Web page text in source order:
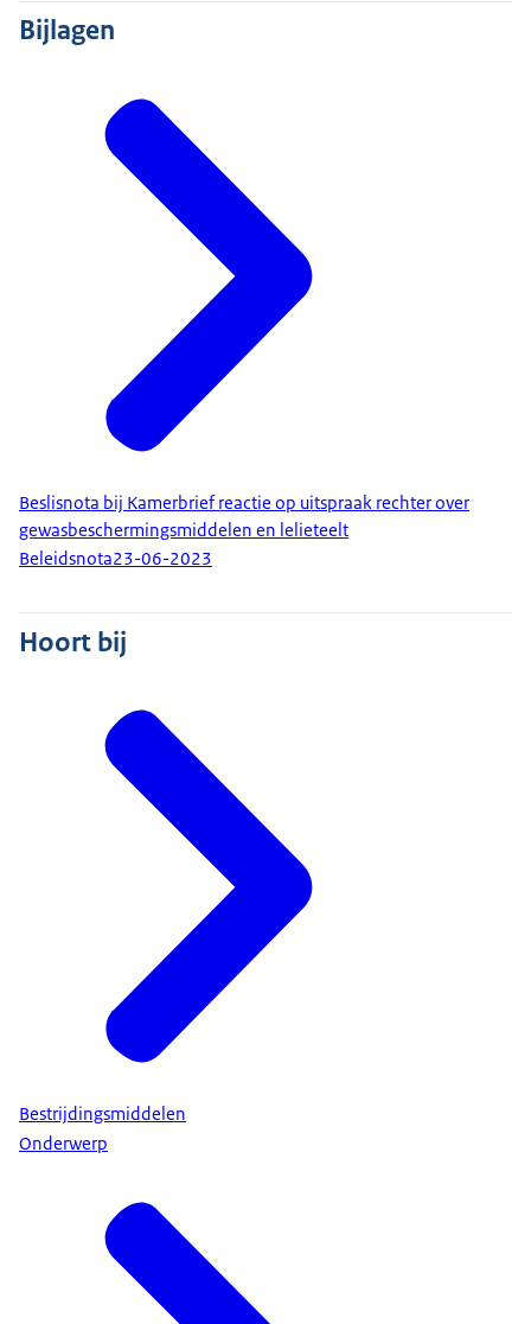
Bijlagen
Beslisnota bij Kamerbrief reactie op uitspraak rechter over
gewasbeschermingsmiddelen en lelieteelt
Beleidsnota23-06-2023
Hoort bij
Bestrijdingsmiddelen
Onderwerp